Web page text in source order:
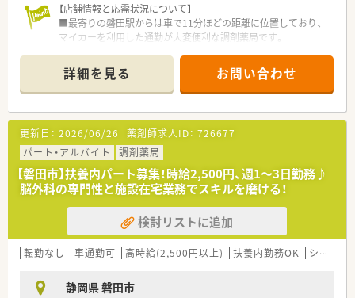
【店舗情報と応需状況について】
■最寄りの磐田駅からは車で11分ほどの距離に位置しており、
マイカーを利用した通勤が大変便利な調剤薬局です。
しており、一人ひとりの患者様と向き合えます。
■店舗での調剤業務に加えて個人の居宅在宅業務にも注力して
おり、地域医療に直接貢献できるやりがいがあります。
【法人特徴について】
■地域に密着した薬局運営を行っており、患者様一人ひとりに対
してきめ細やかで丁寧な対応を心がけているのが特徴です。
■大手チェーン店にはない柔軟で風通しの良い組織風土があり、
従業員の意見やアイデアが反映されやすい環境が魅力です。
■住宅手当の支給や各種保険の完備など、スタッフが安心して長
く働き続けられるような手厚い福利厚生が整えられています。
【職場環境と雰囲気】
■1日の処方箋枚数が20枚から30枚と比較的落ち着いているた
■正社員とパート社員の垣根がなく、分からないことがあればい
つでも気軽に相談できる温かくアットホームな雰囲気の職場で
詳細を見る お問い合わせ
更新日： 2026/06/26 薬剤師求人ID： 726677
パート・アルバイト
調剤薬局
【磐田市】扶養内パート募集！時給2,500円、週1～3日勤務♪
脳外科の専門性と施設在宅業務でスキルを磨ける！
検討リストに追加
転勤なし 車通勤可 高時給(2,500円以上) 扶養内勤務OK シフト制
静岡県 磐田市